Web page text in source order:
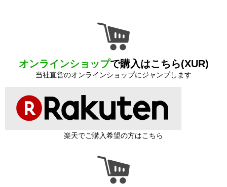
オンラインショップで購入はこちら(XUR)
当社直営のオンラインショップにジャンプします
楽天でご購入希望の方はこちら